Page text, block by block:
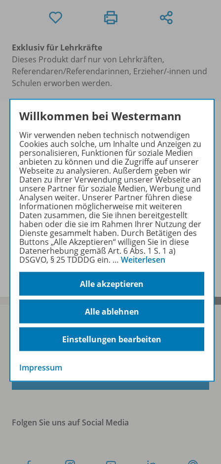
Exklusiv für Lehrkräfte
Dieses Produkt darf nur von Lehrkräften,
Referendaren/Referendarinnen, Erzieher/-innen und
Schulen erworben werden.
Produktinformationen
Zugehörige Produkte
Inhaltsverzeichnis
Benachrichtigungs-Service
Sofort profitieren
Zum Newsletter anmelden
Folgen Sie uns auf Social Media
Willkommen bei Westermann
Wir verwenden neben technisch notwendigen
Cookies auch solche, um Inhalte und Anzeigen zu
personalisieren, Funktionen für soziale Medien
anbieten zu können und die Zugriffe auf unserer
Webseite zu analysieren. Außerdem geben wir
Daten zu ihrer Verwendung unserer Webseite an
unsere Partner für soziale Medien, Werbung und
Analysen weiter. Unserer Partner führen diese
Informationen möglicherweise mit weiteren
Daten zusammen, die Sie ihnen bereitgestellt
haben oder die sie im Rahmen Ihrer Nutzung der
Dienste gesammelt haben. Durch Betätigen des
Buttons „Alle Akzeptieren“ willigen Sie in diese
Datenerhebung gemäß Art. 6 Abs. 1 S. 1 a)
DSGVO, § 25 TDDDG ein. … Weiterlesen
Alle akzeptieren
Alle ablehnen
Einstellungen bearbeiten
Impressum